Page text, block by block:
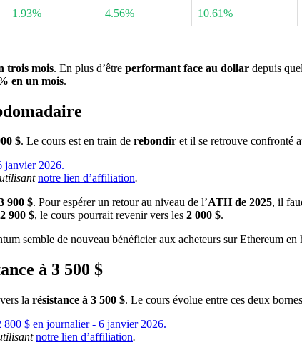
1.93% 4.56% 10.61%
trois mois. En plus d’être performant face au dollar depuis
en un mois.
$. Le cours est en train de rebondir et il se retrouve confronté
notre lien d’affiliation.
900 $. Pour espérer un retour au niveau de l’ATH de 2025, il
900 $, le cours pourrait revenir vers les 2 000 $.
semble de nouveau bénéficier aux acheteurs sur Ethereum en
à 3 500 $
la résistance à 3 500 $. Le cours évolue entre ces deux
notre lien d’affiliation.